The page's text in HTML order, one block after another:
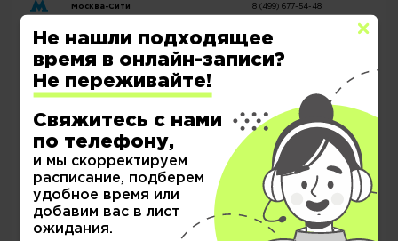
Москва-Сити 8 (499) 677-54-48
Добрынинская
Теплый стан 8 (499) 404-19-51
Молодежная 8 (499) 286-81-51
8 (499) 281-65-92
Не нашли подходящее
время в онлайн-записи?
Не переживайте!
Свяжитесь с нами
по телефону,
и мы скорректируем
расписание, подберем
удобное время или
добавим вас в лист
ожидания.